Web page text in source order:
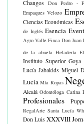
Changos
Don Pedro -
Empaques Velozo
Ciencias Económicas
de Inglés Esencia
Agro Valle Finca Don Juan
de la abuela Heladería
Instituto Superior Goya
Lucía Jabakids Miguel
Lucía Mía Ropas
Alcalá Odontóloga Carina
Profesionales
RegalArte Santa Lucía
Don Luis XXXVIII